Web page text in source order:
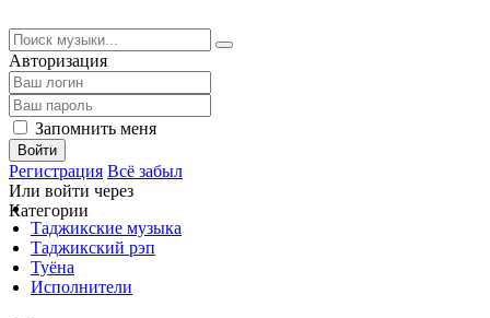
Авторизация
Запомнить меня
Войти
Регистрация Всё забыл
Или войти через
Категории
Таджикские музыка
Таджикский рэп
Туёна
Исполнители